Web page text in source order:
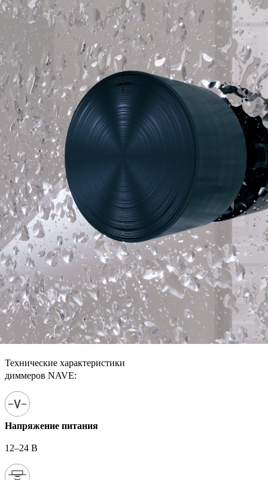
Технические характеристики
диммеров NAVE:
Напряжение питания
12–24 В